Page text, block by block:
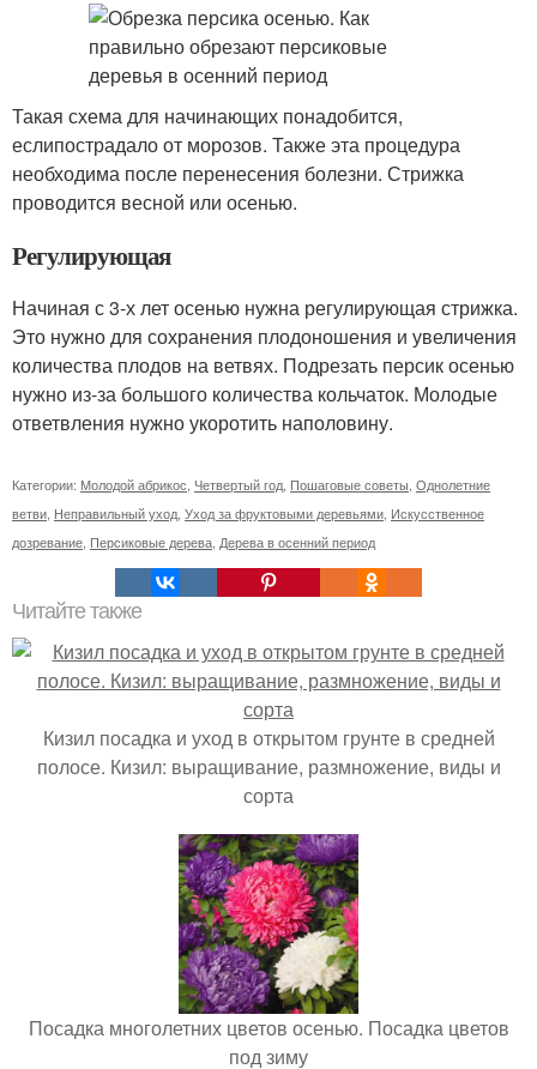
Такая схема для начинающих понадобится,
еслипострадало от морозов. Также эта процедура
необходима после перенесения болезни. Стрижка
проводится весной или осенью.
Регулирующая
Начиная с 3-х лет осенью нужна регулирующая стрижка.
Это нужно для сохранения плодоношения и увеличения
количества плодов на ветвях. Подрезать персик осенью
нужно из-за большого количества кольчаток. Молодые
ответвления нужно укоротить наполовину.
Категории: Молодой абрикос Четвертый год Пошаговые советы Однолетние
ветви Неправильный уход Уход за фруктовыми деревьями Искусственное
дозревание Персиковые дерева Дерева в осенний период
Читайте также
Кизил посадка и уход в открытом грунте в средней
полосе. Кизил: выращивание, размножение, виды и
сорта
Посадка многолетних цветов осенью. Посадка цветов
под зиму